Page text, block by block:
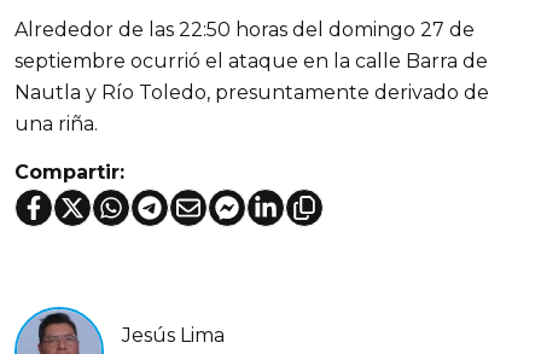
Alrededor de las 22:50 horas del domingo 27 de
septiembre ocurrió el ataque en la calle Barra de
Nautla y Río Toledo, presuntamente derivado de
una riña.
Compartir:
Jesús Lima